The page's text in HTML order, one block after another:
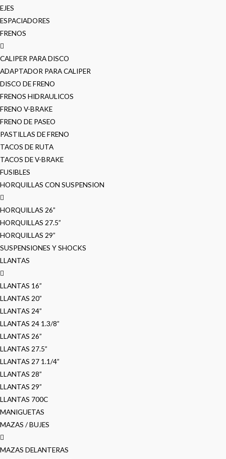
EJES
ESPACIADORES
FRENOS
CALIPER PARA DISCO
ADAPTADOR PARA CALIPER
DISCO DE FRENO
FRENOS HIDRAULICOS
FRENO V-BRAKE
FRENO DE PASEO
PASTILLAS DE FRENO
TACOS DE RUTA
TACOS DE V-BRAKE
FUSIBLES
HORQUILLAS CON SUSPENSION
HORQUILLAS 26”
HORQUILLAS 27.5”
HORQUILLAS 29”
SUSPENSIONES Y SHOCKS
LLANTAS
LLANTAS 16”
LLANTAS 20”
LLANTAS 24”
LLANTAS 24 1.3/8”
LLANTAS 26”
LLANTAS 27.5”
LLANTAS 27 1.1/4”
LLANTAS 28”
LLANTAS 29”
LLANTAS 700C
MANIGUETAS
MAZAS / BUJES
MAZAS DELANTERAS